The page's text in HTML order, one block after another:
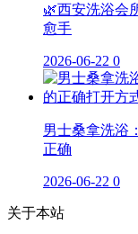
🌿西安洗浴会
愈手
2026-06-22 0
男士桑拿洗浴
正确
2026-06-22 0
关于本站